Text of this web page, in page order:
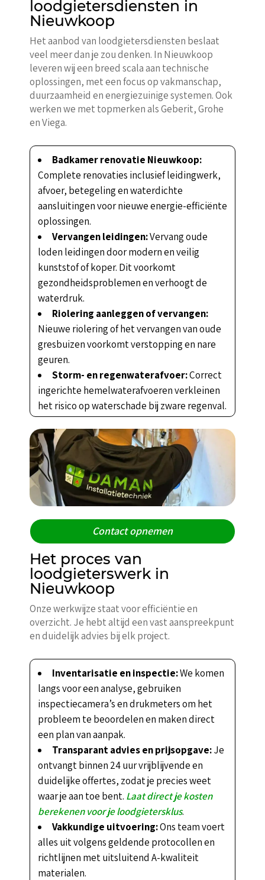
loodgietersdiensten in
Nieuwkoop
Het aanbod van loodgietersdiensten beslaat
veel meer dan je zou denken. In Nieuwkoop
leveren wij een breed scala aan technische
oplossingen, met een focus op vakmanschap,
duurzaamheid en energiezuinige systemen. Ook
werken we met topmerken als Geberit, Grohe
en Viega.
Badkamer renovatie Nieuwkoop:
Complete renovaties inclusief leidingwerk,
afvoer, betegeling en waterdichte
aansluitingen voor nieuwe energie-efficiënte
oplossingen.
Vervangen leidingen:Vervang oude
loden leidingen door modern en veilig
kunststof of koper. Dit voorkomt
gezondheidsproblemen en verhoogt de
waterdruk.
Riolering aanleggen of vervangen:
Nieuwe riolering of het vervangen van oude
gresbuizen voorkomt verstopping en nare
geuren.
Storm- en regenwaterafvoer:Correct
ingerichte hemelwaterafvoeren verkleinen
het risico op waterschade bij zware regenval.
Contact opnemen
Het proces van
loodgieterswerk in
Nieuwkoop
Onze werkwijze staat voor efficiëntie en
overzicht. Je hebt altijd een vast aanspreekpunt
en duidelijk advies bij elk project.
Inventarisatie en inspectie:We komen
langs voor een analyse, gebruiken
inspectiecamera’s en drukmeters om het
probleem te beoordelen en maken direct
een plan van aanpak.
Transparant advies en prijsopgave:Je
ontvangt binnen 24 uur vrijblijvende en
duidelijke offertes, zodat je precies weet
waar je aan toe bent. Laat direct je kosten
berekenen voor je loodgietersklus.
Vakkundige uitvoering:Ons team voert
alles uit volgens geldende protocollen en
richtlijnen met uitsluitend A-kwaliteit
materialen.